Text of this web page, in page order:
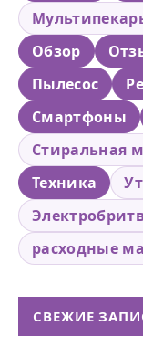
Обзор
Пылесос
Смартфоны
Стиральная
Техника
расходные
СВЕЖИЕ